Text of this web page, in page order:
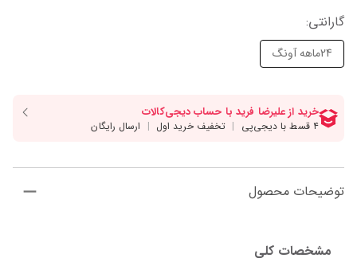
گارانتی:
24ماهه آونگ
توضیحات محصول
مشخصات کلی